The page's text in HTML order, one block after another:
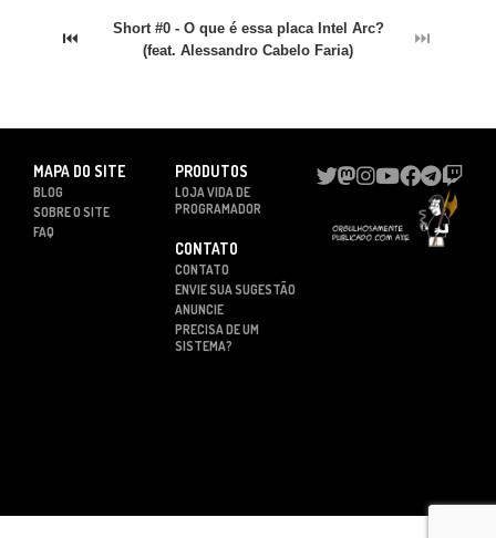
⏮
Short #0 - O que é essa placa Intel Arc?
(feat. Alessandro Cabelo Faria)
⏭
MAPA DO SITE
BLOG
SOBRE O SITE
FAQ
PRODUTOS
LOJA VIDA DE
PROGRAMADOR
CONTATO
CONTATO
ENVIE SUA SUGESTÃO
ANUNCIE
PRECISA DE UM
SISTEMA?